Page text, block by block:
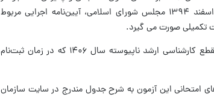
دوره‌های تحصیلات تکمیلی در دانشگاه‌ها و مراکز آموزش عالی» مصوب ۱۸ اسفند ۱۳۹۴ مجلس شورای اسلامی، آیین‌نامه اجرایی مربوط
تکمیلی صورت می گیرد.
شرایط و ضوابط مندرج در دفترچه راهنمای ثبت‌نام و پذیرش آزمون ورودی مقطع کارشناسی‌ ارشد ناپیوسته سال ۱۴۰۶ که در زمان ثبت‌نام
امتحانی این آزمون به شرح جدول مندرج در سایت سازمان